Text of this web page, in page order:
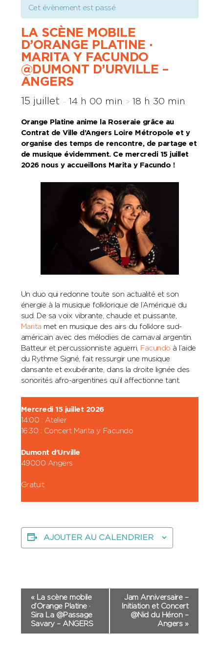
Cet évènement est passé.
LA SCÈNE MOBILE
D’ORANGE PLATINE ·
MARITA Y FACUNDO
@DUMONT D’URVILLE –
ANGERS
15 juillet – 14 h 00 min > 18 h 30 min
Orange Platine anime la Roseraie grâce au
Contrat de Ville d’Angers Loire Métropole et y
organise des temps de rencontre, de partage et
de musique évidemment. Ce mercredi 15 juillet
2026 nous y accueillons Marita y Facundo !
Un duo qui redonne toute son actualité et son
énergie à la musique folklorique de l’Amérique du
sud. De sa voix vibrante, chaude et puissante,
Marita met en musique des airs du folklore sud-
américain avec des mélodies de carnaval argentin.
Batteur et percussionniste aguerri, Facundo à l’aide
du Rythme Signé, fait ressurgir une musique
dansante et exubérante, dans la droite lignée des
sonorités afro-argentines qu’il affectionne tant.
Mercredi 15 juillet 2026
14:00 : Atelier
16:30 : Concert Marita y Facundo
Dumont d’Urville
49000 Angers
Gratuit
AJOUTER AU CALENDRIER
Navigation
Évènement
«La scène mobile
d’Orange Platine ·
Sira La @Passage
Savary – ANGERS
Jam Anniversaire –
Initiation et Concert
@Nid du Héron –
Angers »